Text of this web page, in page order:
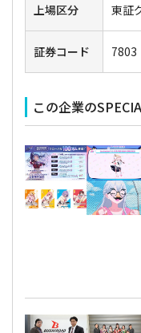
上場区分 東証
証券コード 7803
この企業の